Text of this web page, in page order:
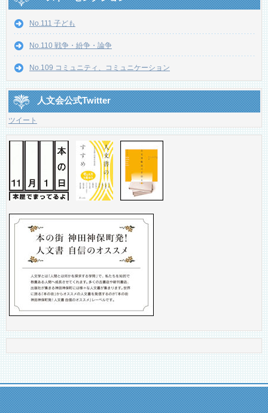
No.111 子ども
No.110 戦争・紛争・論争
No.109 コミュニティ、コミュニケーション
人文会公式Twitter
ツイート